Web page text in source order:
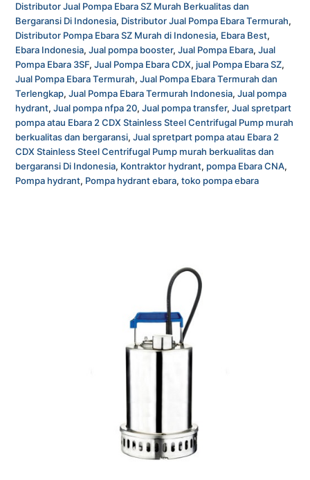
Distributor Jual Pompa Ebara SZ Murah Berkualitas dan
Bergaransi Di Indonesia, Distributor Jual Pompa Ebara Termurah,
Distributor Pompa Ebara SZ Murah di Indonesia, Ebara Best,
Ebara Indonesia,Jual pompa booster,Jual Pompa Ebara,Jual
Pompa Ebara 3SF,Jual Pompa Ebara CDX, jual Pompa Ebara SZ,
Jual Pompa Ebara Termurah,Jual Pompa Ebara Termurah dan
Terlengkap,Jual Pompa Ebara Termurah Indonesia,Jual pompa
hydrant,Jual pompa nfpa 20,Jual pompa transfer,Jual spretpart
pompa atau Ebara 2 CDX Stainless Steel Centrifugal Pump murah
berkualitas dan bergaransi,Jual spretpart pompa atau Ebara 2
CDX Stainless Steel Centrifugal Pump murah berkualitas dan
bergaransi Di Indonesia, Kontraktor hydrant, pompa Ebara CNA,
Pompa hydrant, Pompa hydrant ebara,toko pompa ebara